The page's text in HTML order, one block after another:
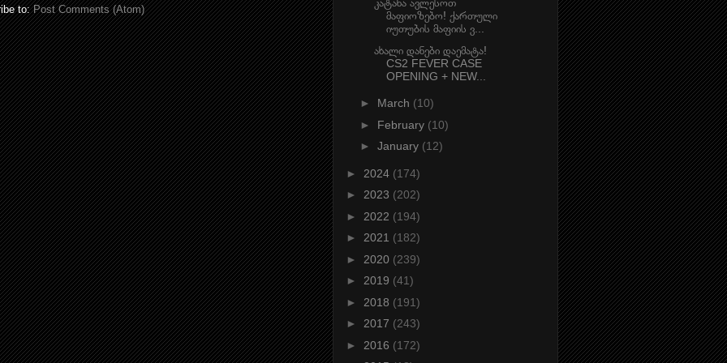
to:Post Comments (Atom)
კატანა ავლესოთ
მაფიოზებო! ქართული
იუთუბის მაფიის ვ...
ახალი დანები დაემატა!
CS2 FEVER CASE
OPENING + NEW...
► March (10)
► February (10)
► January (12)
► 2024 (174)
► 2023 (202)
► 2022 (194)
► 2021 (182)
► 2020 (239)
► 2019 (41)
► 2018 (191)
► 2017 (243)
► 2016 (172)